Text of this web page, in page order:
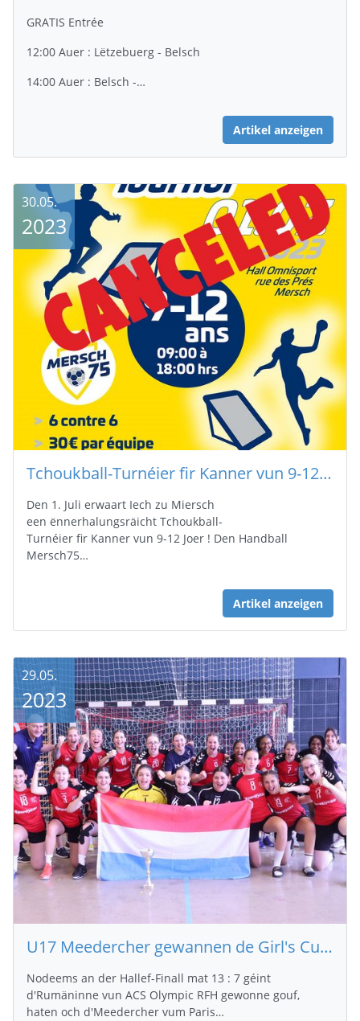
GRATIS Entrée
12:00 Auer : Lëtzebuerg - Belsch
14:00 Auer : Belsch -…
Artikel anzeigen
Tchoukball-Turnéier fir Kanner vun 9-12 Joer bei Mersch75
Den 1. Juli erwaart Iech zu Miersch
een ënnerhalungsräicht Tchoukball-
Turnéier fir Kanner vun 9-12 Joer ! Den Handball
Mersch75…
Artikel anzeigen
30.05.
2023
U17 Meedercher gewannen de Girl's Cup ouni e Match ze verléieren.
Nodeems an der Hallef-Finall mat 13 : 7 géint
d'Rumäninne vun ACS Olympic RFH gewonne gouf,
haten och d'Meedercher vum Paris…
29.05.
2023